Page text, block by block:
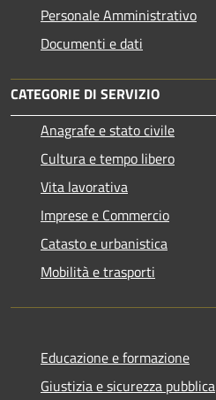
Personale Amministrativo
Documenti e dati
CATEGORIE DI SERVIZIO
Anagrafe e stato civile
Cultura e tempo libero
Vita lavorativa
Imprese e Commercio
Catasto e urbanistica
Mobilità e trasporti
Educazione e formazione
Giustizia e sicurezza pubblica